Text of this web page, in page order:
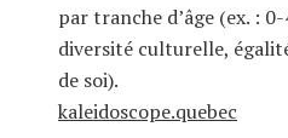
par tranche d’âge (ex. :
diversité culturelle,
de soi).
kaleidoscope.quebec